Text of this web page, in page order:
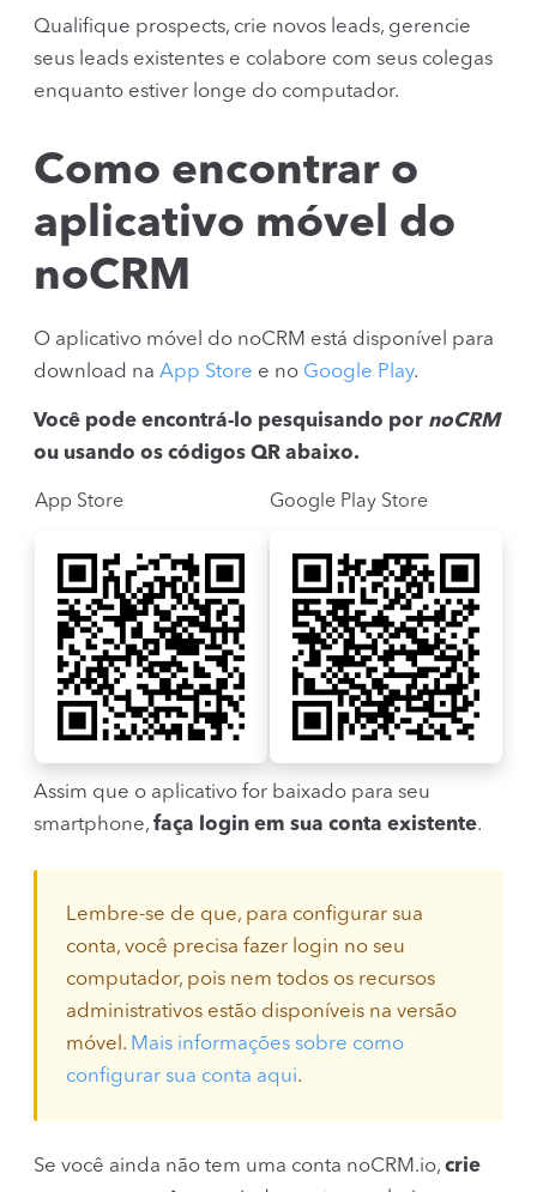
Qualifique prospects, crie novos leads, gerencie
seus leads existentes e colabore com seus colegas
enquanto estiver longe do computador.
Como encontrar o
aplicativo móvel do
noCRM
O aplicativo móvel do noCRM está disponível para
download na App Store e no Google Play.
Você pode encontrá-lo pesquisando por noCRM
ou usando os códigos QR abaixo.
App Store Google Play Store
Assim que o aplicativo for baixado para seu
smartphone, faça login em sua conta existente.
Lembre-se de que, para configurar sua
conta, você precisa fazer login no seu
computador, pois nem todos os recursos
administrativos estão disponíveis na versão
móvel. Mais informações sobre como
configurar sua conta aqui.
Se você ainda não tem uma conta noCRM.io, crie